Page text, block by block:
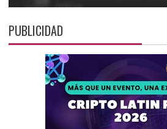
PUBLICIDAD